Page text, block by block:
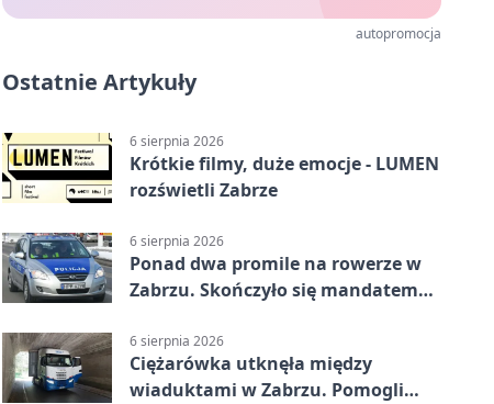
autopromocja
Ostatnie Artykuły
6 sierpnia 2026
Krótkie filmy, duże emocje - LUMEN
rozświetli Zabrze
6 sierpnia 2026
Ponad dwa promile na rowerze w
Zabrzu. Skończyło się mandatem
6 sierpnia 2026
Ciężarówka utknęła między
wiaduktami w Zabrzu. Pomogli